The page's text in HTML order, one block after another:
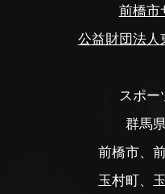
前橋市
公益財団法人
スポー
群馬
前橋市、
玉村町、